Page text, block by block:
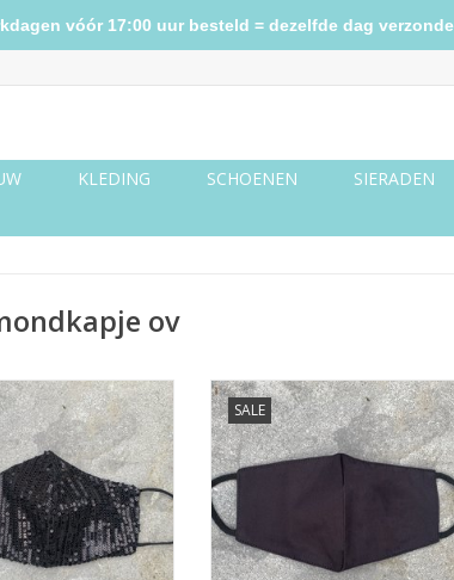
KLEDING SCHOENEN SIERADEN
ov
pailletten zwart
AAN WINKELWAGEN
SALE
Mondkapje zwart
TOEVOEGEN AAN WINKELWAGEN
vóór 17:00 uur besteld = dezelfde dag